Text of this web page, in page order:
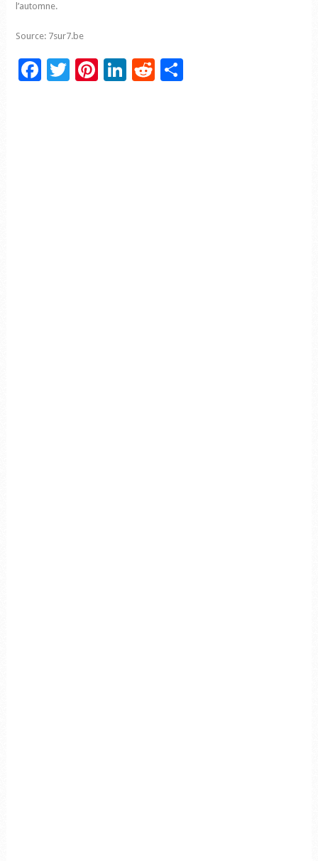
l’automne.
Source: 7sur7.be
Facebook
Twitter
Pinterest
LinkedIn
RedditPartager